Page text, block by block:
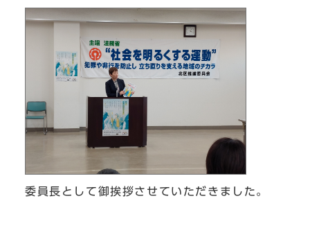
委員長として御挨拶させていただきました。